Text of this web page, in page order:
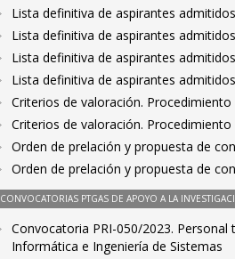
Lista definitiva de aspirantes
Lista definitiva de aspirantes
Lista definitiva de aspirantes
Lista definitiva de aspirantes
Criterios de valoración. Procedimiento
Criterios de valoración. Procedimiento
Orden de prelación y propuesta de
Orden de prelación y propuesta de
CONVOCATORIAS PTGAS DE APOYO A LA
Convocatoria PRI-050/2023.
Informática e Ingeniería de Sistemas